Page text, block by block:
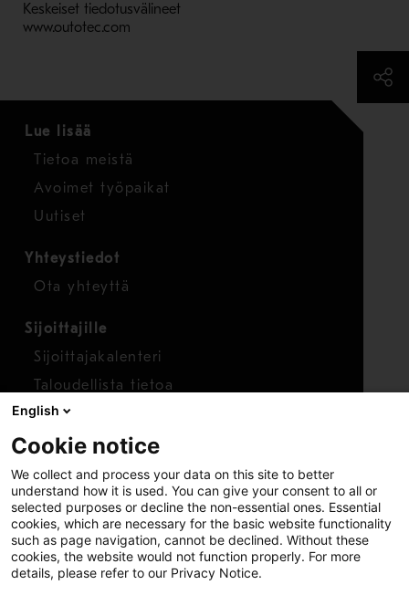
Keskeiset tiedotusvälineet
www.outotec.com
Lue lisää
Tietoa meistä
Avoimet työpaikat
Uutiset
Yhteystiedot
Ota yhteyttä
Sijoittajille
Sijoittajakalenteri
Taloudellista tietoa
Osakkeet
Raportoi huolenaihe
Whistleblower-työkalu
English
Cookie notice
We collect and process your data on this site to better
understand how it is used. You can give your consent to all or
selected purposes or decline the non-essential ones. Essential
cookies, which are necessary for the basic website functionality
such as page navigation, cannot be declined. Without these
cookies, the website would not function properly. For more
details, please refer to our Privacy Notice.